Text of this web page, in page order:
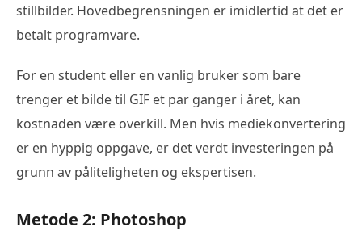
stillbilder. Hovedbegrensningen er imidlertid at det er
betalt programvare.
For en student eller en vanlig bruker som bare
trenger et bilde til GIF et par ganger i året, kan
kostnaden være overkill. Men hvis mediekonvertering
er en hyppig oppgave, er det verdt investeringen på
grunn av påliteligheten og ekspertisen.
Metode 2: Photoshop